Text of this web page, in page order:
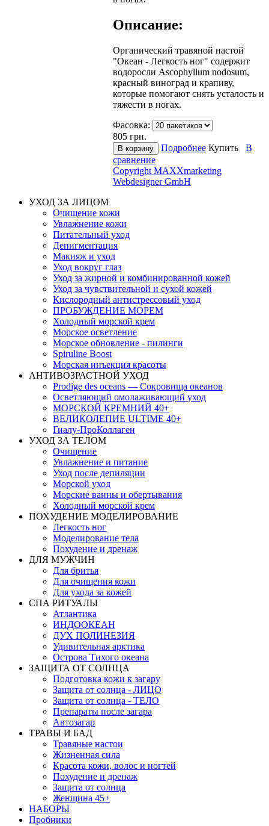
Описание:
Органический травяной настой
"Океан - Легкость ног" содержит
водоросли Ascophyllum nodosum,
красный виноград и крапиву,
которые помогают снять усталость и
тяжести в ногах.
Фасовка:
805 грн.
Подробнее Купить
В
сравнение
Copyright MAXXmarketing
Webdesigner GmbH
УХОД ЗА ЛИЦОМ
Очищение кожи
Увлажнение кожи
Питательный уход
Депигментация
Макияж и уход
Уход вокруг глаз
Уход за жирной и комбинированной кожей
Уход за чувствительной и сухой кожей
Кислородный антистрессовый уход
ПРОБУЖДЕНИЕ МОРЕМ
Холодный морской крем
Морское осветление
Морское обновление - пилинги
Spiruline Boost
Морская инъекция красоты
АНТИВОЗРАСТНОЙ УХОД
Prodige des oceans — Сокровища океанов
Осветляющий омолаживающий уход
МОРСКОЙ КРЕМНИЙ 40+
ВЕЛИКОЛЕПИЕ ULTIME 40+
Гиалу-ПроКоллаген
УХОД ЗА ТЕЛОМ
Очищение
Увлажнение и питание
Уход после депиляции
Морской уход
Морские ванны и обертывания
Холодный морской крем
ПОХУДЕНИЕ МОДЕЛИРОВАНИЕ
Легкость ног
Моделирование тела
Похудение и дренаж
ДЛЯ МУЖЧИН
Для бритья
Для очищения кожи
Для ухода за кожей
СПА РИТУАЛЫ
Атлантика
ИНДООКЕАН
ДУХ ПОЛИНЕЗИЯ
Удивительная арктика
Острова Тихого океана
ЗАЩИТА ОТ СОЛНЦА
Подготовка кожи к загару
Защита от солнца - ЛИЦО
Защита от солнца - ТЕЛО
Препараты после загара
Автозагар
ТРАВЫ И БАД
Травяные настои
Жизненная сила
Красота кожи, волос и ногтей
Похудение и дренаж
Защита от солнца
Женщина 45+
НАБОРЫ
Пробники